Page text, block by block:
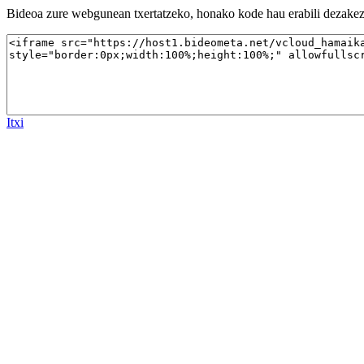
Bideoa zure webgunean txertatzeko, honako kode hau erabili
Itxi